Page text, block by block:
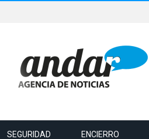
SEGURIDAD ENCIERRO